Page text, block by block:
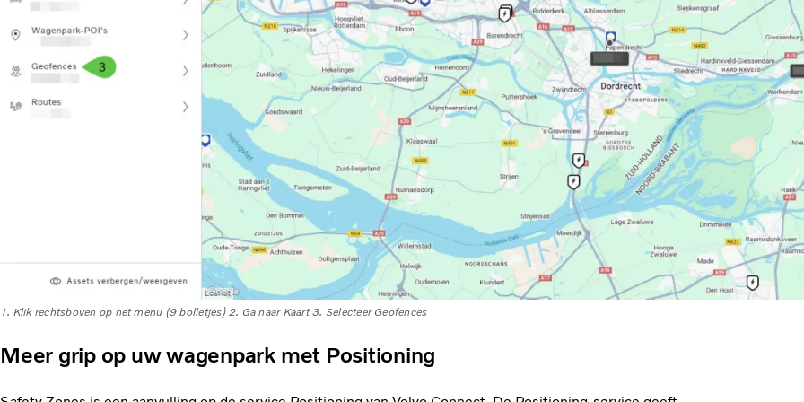
1. Klik rechtsboven op het menu (9 bolletjes) 2. Ga naar Kaart 3. Selecteer Geofences
Meer grip op uw wagenpark met Positioning